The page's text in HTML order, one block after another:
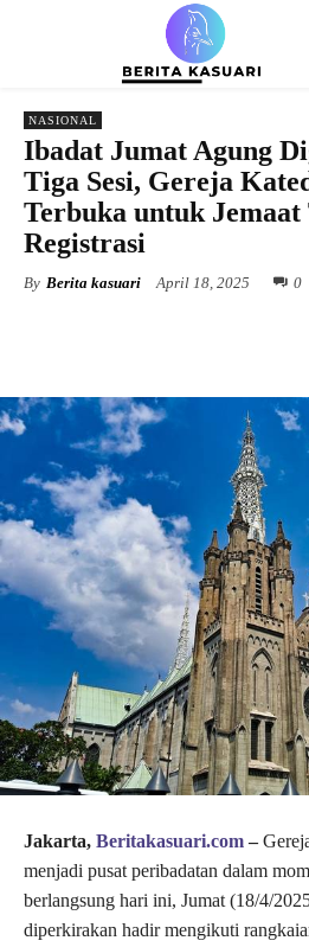
NASIONAL
Ibadat Jumat Agung
Tiga Sesi, Gereja
Terbuka untuk Jemaat
Registrasi
By Berita kasuari April 18, 2025 0
Jakarta, Beritakasuari.com–
menjadi pusat peribadatan dalam
berlangsung hari ini, Jumat (18/4/
diperkirakan hadir mengikuti